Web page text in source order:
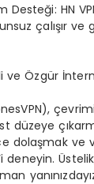
Desteği: HN
çalışır
ve Özgür
düzeye
dolaşmak ve
deneyin.